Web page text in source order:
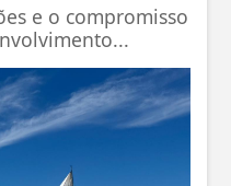
e o compromisso